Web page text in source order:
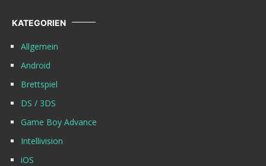
KATEGORIEN
Allgemein
Android
Brettspiel
DS / 3DS
Game Boy Advance
Intellivision
iOS